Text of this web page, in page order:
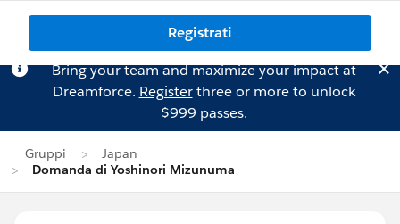
Registrati
Bring your team and maximize your impact at
Dreamforce. Registerthree or more to unlock
$999 passes.
Gruppi
Japan
Domanda di Yoshinori Mizunuma